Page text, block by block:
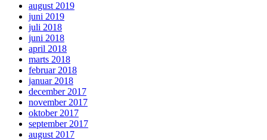
august 2019
juni 2019
juli 2018
juni 2018
april 2018
marts 2018
februar 2018
januar 2018
december 2017
november 2017
oktober 2017
september 2017
august 2017